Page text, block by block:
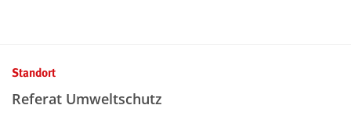
Standort
Referat Umweltschutz